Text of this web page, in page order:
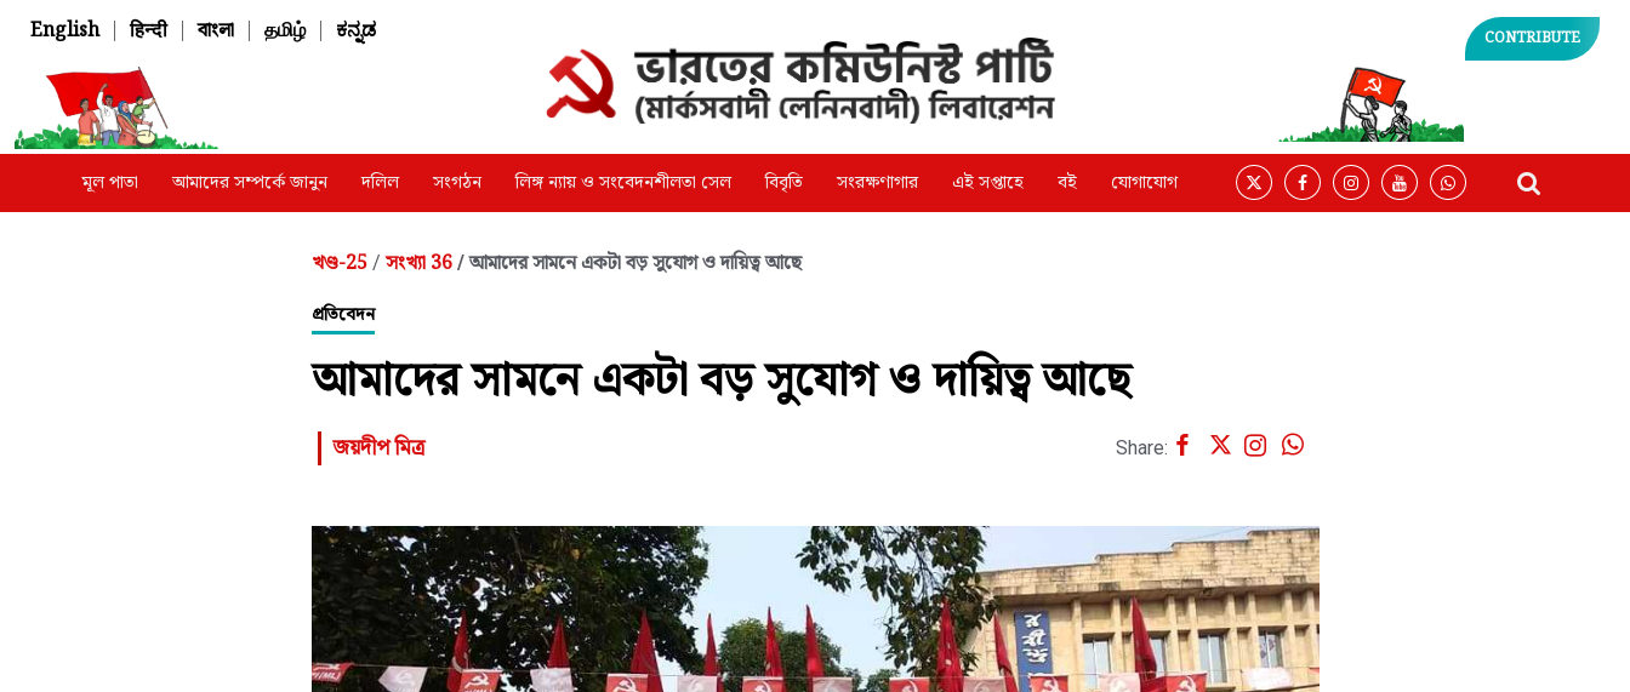
English | हिन्दी | বাংলা | தமிழ் | ಕನ್ನಡ CONTRIBUTE
মূল পাতা আমাদের সম্পর্কে জানুন দলিল সংগঠন লিঙ্গ ন্যায় ও সংবেদনশীলতা সেল বিবৃতি সংরক্ষণাগার এই সপ্তাহে বই যোগাযোগ
খণ্ড-25 / সংখ্যা 36 / আমাদের সামনে একটা বড় সুযোগ ও দায়িত্ব আছে
প্রতিবেদন
আমাদের সামনে একটা বড় সুযোগ ও দায়িত্ব আছে
জয়দীপ মিত্র Share: